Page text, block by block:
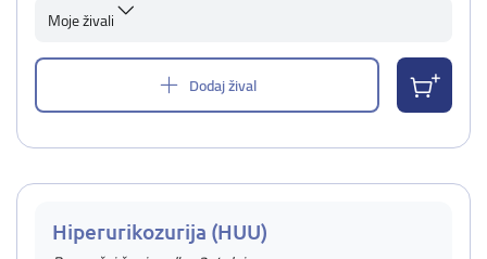
Moje živali
Dodaj žival
Hiperurikozurija (HUU)